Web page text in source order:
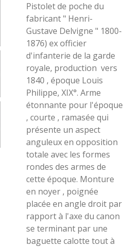
Pistolet de poche du
fabricant " Henri-
Gustave Delvigne " 1800-
1876) ex officier
d'infanterie de la garde
royale, production vers
1840 , époque Louis
Philippe, XIX°. Arme
étonnante pour l'époque
, courte , ramasée qui
présente un aspect
anguleux en opposition
totale avec les formes
rondes des armes de
cette époque. Monture
en noyer , poignée
placée en angle droit par
rapport à l'axe du canon
se terminant par une
baguette calotte tout à